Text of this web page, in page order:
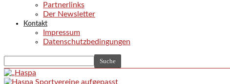
Partnerlinks
Der Newsletter
Kontakt
Impressum
Datenschutzbedingungen